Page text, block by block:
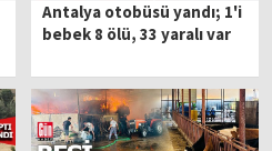
Antalya otobüsü yandı; 1'i
bebek 8 ölü, 33 yaralı var